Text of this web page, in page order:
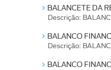
BALANCETE DA
Descrição:
BALANCO
Descrição:
BALANCO